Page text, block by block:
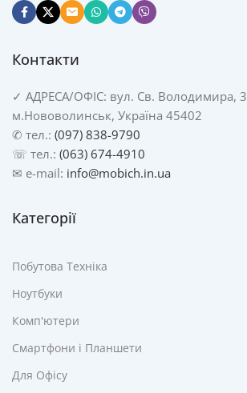
Контакти
✓ АДРЕСА/ОФІС: вул. Св. Володимира, 3
м.Нововолинськ, Україна 45402
✆ тел.: (097) 838-9790
☏ тел.: (063) 674-4910
✉ e-mail: info@mobich.in.ua
Категорії
Побутова Техніка
Ноутбуки
Комп'ютери
Смартфони і Планшети
Для Офісу